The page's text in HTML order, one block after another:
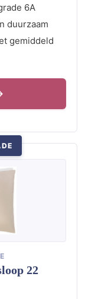
6A
duurzaam
gemiddeld
22